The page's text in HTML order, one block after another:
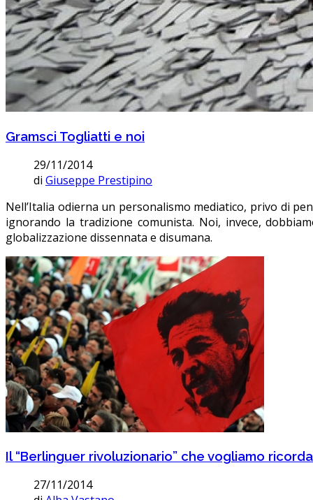
Gramsci Togliatti e noi
29/11/2014
di Giuseppe Prestipino
Nell’Italia odierna un personalismo mediatico, privo di
ignorando la tradizione comunista. Noi, invece,
globalizzazione dissennata e disumana.
Il “Berlinguer rivoluzionario” che vogliamo
27/11/2014